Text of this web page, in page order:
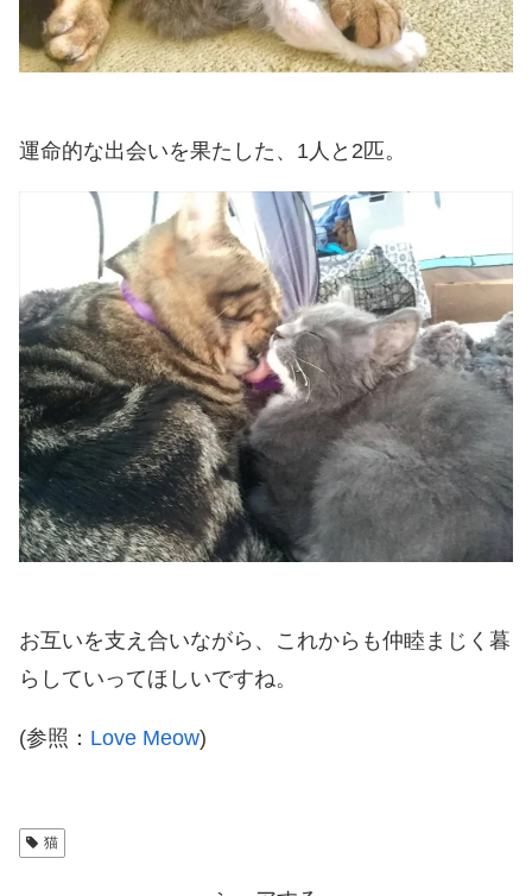
運命的な出会いを果たした、1人と2匹。
お互いを支え合いながら、これからも仲睦まじく暮
らしていってほしいですね。
(参照： Love Meow)
猫